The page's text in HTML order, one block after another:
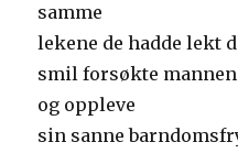
samme
lekene de hadde lekt
smil forsøkte
og oppleve
sin sanne